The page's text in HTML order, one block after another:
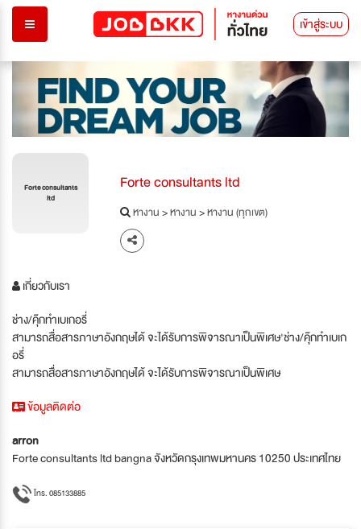
เข้าสู่ระบบ
Forte consultants
ltd
Forte consultants ltd
หางาน>หางาน>หางาน (ทุกเขต)
เกี่ยวกับเรา
ช่าง/คุ๊กทำเบเกอรี่
สามารถสื่อสารภาษาอังกฤษได้ จะได้รับการพิจารณาเป็นพิเศษ'ช่าง/คุ๊กทำเบเก
อรี่
สามารถสื่อสารภาษาอังกฤษได้ จะได้รับการพิจารณาเป็นพิเศษ
ข้อมูลติดต่อ
arron
Forte consultants ltd bangna จังหวัดกรุงเทพมหานคร 10250 ประเทศไทย
โทร. 085133885